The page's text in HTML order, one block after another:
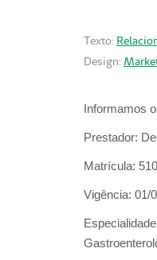
Texto:
Design:
Informamos
Prestador:
Matrícula:
Vigência: 01/